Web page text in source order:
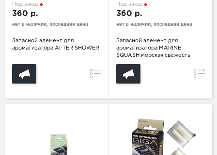
Под заказ
360 р.
нет в наличии, последняя цена
Запасной элемент для
ароматизатора AFTER SHOWER
Сравнение
Под заказ
360 р.
нет в наличии, последняя цена
Запасной элемент для
ароматизатора MARINE
SQUASH морская свежесть